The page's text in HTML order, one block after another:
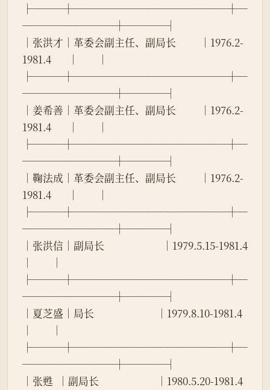
├───┼───────────────┼─
─────────┼────┤
│张洪才│革委会副主任、副局长          │1976.2-
1981.4       │        │
├───┼───────────────┼─
─────────┼────┤
│姜希善│革委会副主任、副局长          │1976.2-
1981.4       │        │
├───┼───────────────┼─
─────────┼────┤
│鞠法成│革委会副主任、副局长          │1976.2-
1981.4       │        │
├───┼───────────────┼─
─────────┼────┤
│张洪信│副局长                        │1979.5.15-1981.4
│        │
├───┼───────────────┼─
─────────┼────┤
│夏芝盛│局长                          │1979.8.10-1981.4
│        │
├───┼───────────────┼─
─────────┼────┤
│张甦  │副局长                        │1980.5.20-1981.4